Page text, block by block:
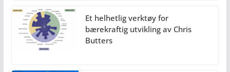
Et helhetlig verktøy for
bærekraftig utvikling av Chris
Butters